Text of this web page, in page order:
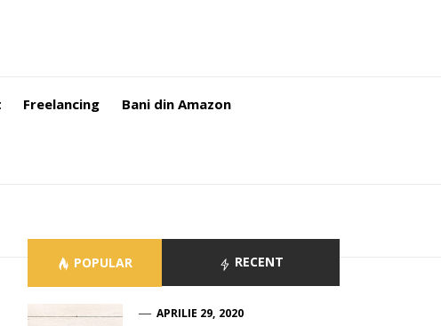
Freelancing Bani din Amazon
POPULAR RECENT
APRILIE 29, 2020